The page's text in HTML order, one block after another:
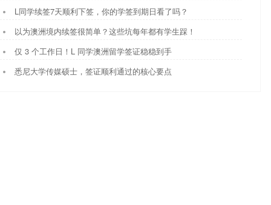
L同学续签7天顺利下签，你的学签到期日看了吗？
以为澳洲境内续签很简单？这些坑每年都有学生踩！
仅 3 个工作日！L 同学澳洲留学签证稳稳到手
悉尼大学传媒硕士，签证顺利通过的核心要点